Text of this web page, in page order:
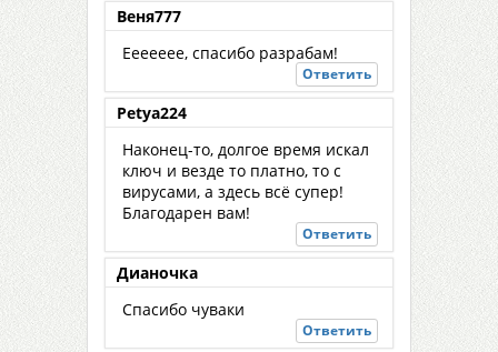
Веня777
Еееееее, спасибо разрабам!
Ответить
Petya224
Наконец-то, долгое время искал
ключ и везде то платно, то с
вирусами, а здесь всё супер!
Благодарен вам!
Ответить
Дианочка
Спасибо чуваки
Ответить